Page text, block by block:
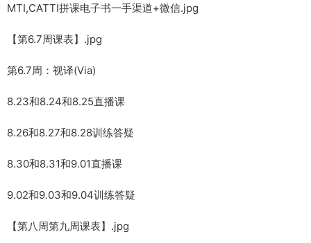
MTI,CATTI拼课电子书一手渠道+微信.jpg
【第6.7周课表】.jpg
第6.7周：视译(Via)
8.23和8.24和8.25直播课
8.26和8.27和8.28训练答疑
8.30和8.31和9.01直播课
9.02和9.03和9.04训练答疑
【第八周第九周课表】.jpg